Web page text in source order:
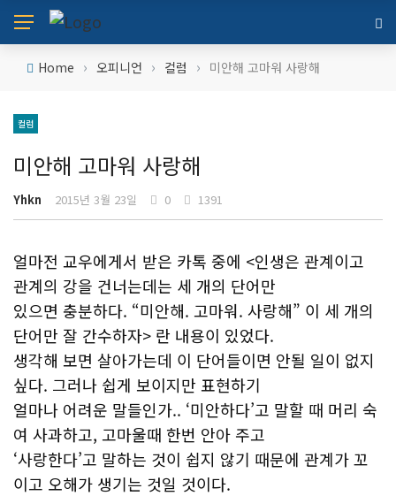
Home › 오피니언 › 컬럼 › 미안해 고마워 사랑해
컬럼
미안해 고마워 사랑해
Yhkn 2015년 3월 23일 0 1391
얼마전 교우에게서 받은 카톡 중에 <인생은 관계이고
관계의 강을 건너는데는 세 개의 단어만
있으면 충분하다. “미안해. 고마워. 사랑해” 이 세 개의
단어만 잘 간수하자> 란 내용이 있었다.
생각해 보면 살아가는데 이 단어들이면 안될 일이 없지
싶다. 그러나 쉽게 보이지만 표현하기
얼마나 어려운 말들인가.. ‘미안하다’고 말할 때 머리 숙
여 사과하고, 고마울때 한번 안아 주고
‘사랑한다’고 말하는 것이 쉽지 않기 때문에 관계가 꼬
이고 오해가 생기는 것일 것이다.